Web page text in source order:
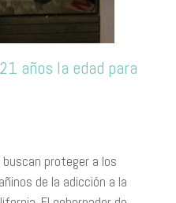
años la edad para
proteger a los
de la adicción a la